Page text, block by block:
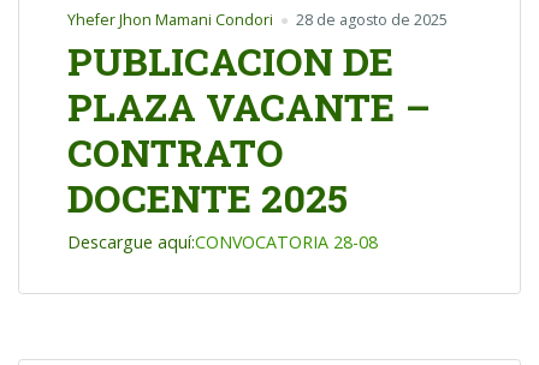
Yhefer Jhon Mamani Condori 28 de agosto de 2025
PUBLICACION DE
PLAZA VACANTE –
CONTRATO
DOCENTE 2025
Descargue aquí:CONVOCATORIA 28-08